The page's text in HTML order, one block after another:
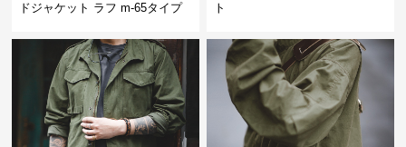
ドジャケット ラフ m-65タイプ
ト